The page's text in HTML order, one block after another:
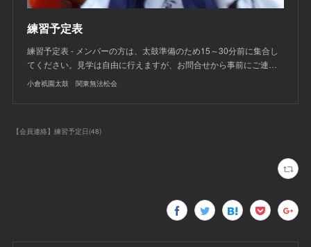
練習予定表
練習予定表 - メンバーの方は、太鼓準備のため15～30分前に集合し
てください。見学は自由に行えますが、お問合せから事前にご連…
小倉祇園太鼓 関東無法松会
【会員連絡】練習予定日(48)